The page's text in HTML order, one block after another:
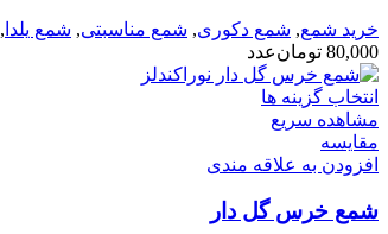
خرید شمع, شمع دکوری, شمع مناسبتی, شمع یلدا ,
80,000 تومانعدد
انتخاب گزینه ها
مشاهده سریع
مقایسه
افزودن به علاقه مندی
شمع خرس گل دار